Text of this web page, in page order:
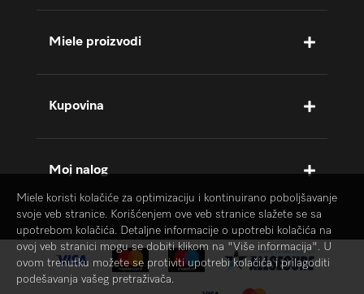
Miele proizvodi
Kupovina
Moj nalog
Miele koristi kolačiće za optimizaciju i kontinuirano poboljšavanje
svoje veb stranice. Korišćenjem ove veb stranice slažete se sa
upotrebom kolačića. Detaljne informacije o upotrebi kolačića na
ovoj veb stranici mogu se dobiti klikom na "Više informacija". U
ovom trenutku možete se protiviti upotrebi kolačića i prilagoditi
podešavanja vašeg pretraživača.